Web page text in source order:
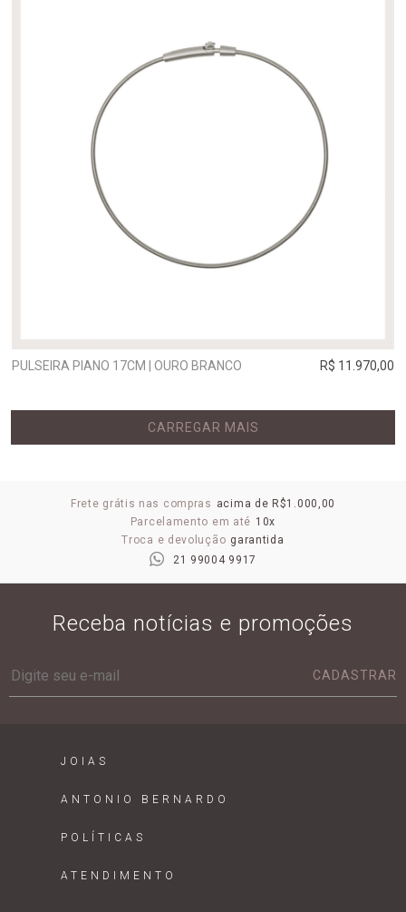
PULSEIRA PIANO 17CM | OURO BRANCO R$ 11.970,00
CARREGAR MAIS
Frete grátis nas compras acima de R$1.000,00
Parcelamento em até 10x
Troca e devolução garantida
21 99004 9917
Receba notícias e promoções
CADASTRAR
JOIAS
ANTONIO BERNARDO
POLÍTICAS
ATENDIMENTO